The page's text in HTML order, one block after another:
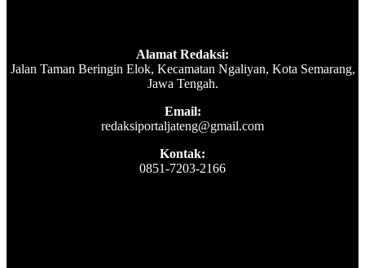
Alamat Redaksi:
Jalan Taman Beringin Elok, Kecamatan Ngaliyan, Kota Semarang,
Jawa Tengah.
Email:
redaksiportaljateng@gmail.com
Kontak:
0851-7203-2166